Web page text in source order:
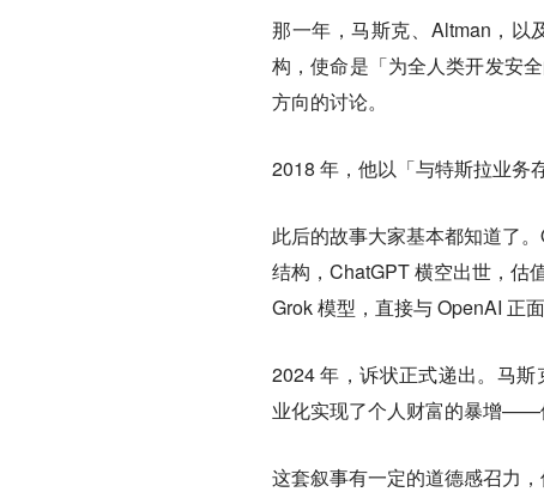
那一年，马斯克、Altman，以
构，使命是「为全人类开发安
方向的讨论。
2018 年，他以「与特斯拉业务
此后的故事大家基本都知道了
结构，ChatGPT 横空出世，估
Grok 模型，直接与 OpenAI 正面
2024 年，诉状正式递出。马
业化实现了个人财富的暴增——
这套叙事有一定的道德感召力，